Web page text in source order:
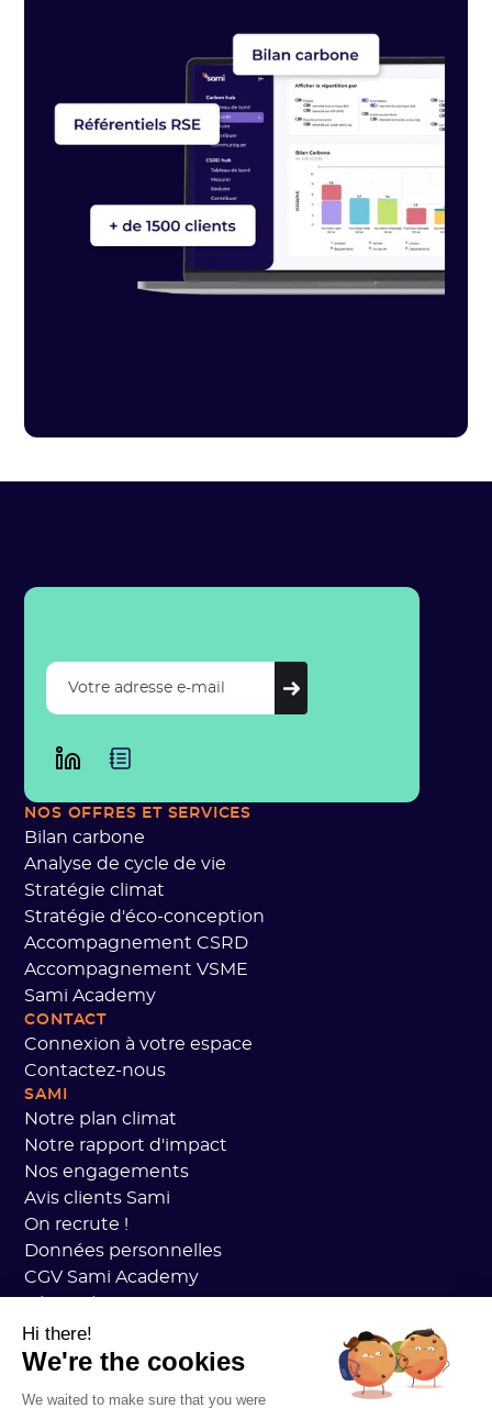
NOS OFFRES ET SERVICES
Bilan carbone
Analyse de cycle de vie
Stratégie climat
Stratégie d'éco-conception
Accompagnement CSRD
Accompagnement VSME
Sami Academy
CONTACT
Connexion à votre espace
Contactez-nous
SAMI
Notre plan climat
Notre rapport d'impact
Nos engagements
Avis clients Sami
On recrute !
Données personnelles
CGV Sami Academy
État des services
Mentions légales
Hi there!
We're the cookies
We waited to make sure that you were